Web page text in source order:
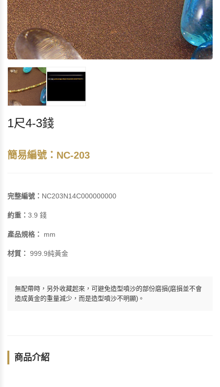
1尺4-3錢
簡易編號：NC-203
完整編號： NC203N14C000000000
約重： 3.9 錢
產品規格： mm
材質： 999.9純黃金
無配帶時，另外收藏起來，可避免造型噴沙的部份磨損(磨損並不會
造成黃金的重量減少，而是造型噴沙不明顯)。
商品介紹